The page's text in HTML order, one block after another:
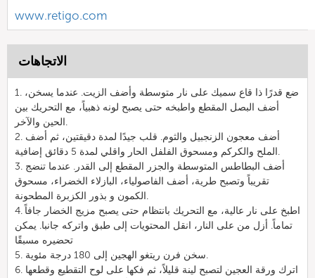
www.retigo.com
الاتجاهات
1. ضع قدرًا ذا قاع سميك على نار متوسطة وأضف الزيت. عندما يسخن،
أضف البصل المقطع واطبخه حتى يصبح لونه ذهبياً، مع التحريك بين
الحين والآخر.
2. أضف معجون الزنجبيل والثوم. قلب جيدًا لمدة دقيقتين، ثم أضف
الملح والكركم ومسحوق الفلفل الحار واقلي لمدة 5 دقائق إضافية.
3. أضف البطاطس المتوسطة والجزر المقطع إلى القدر. عندما تنضج
تقريباً وتصبح طرية، أضف الفاصولياء، البازلاء الخضراء، مسحوق
الكمون و بذور الكزبرة المطحونة.
4. اطبخ على نار عالية، مع التحريك بانتظام حتى يصبح مزيج الخضار جافاً
تماماً. أزل من على النار، انقل المحتويات إلى طبق واتركه جانبا. يمكن
تحضيره مسبقًا
5. سخن فرن ريتغو الهجين إلى 180 درجة مئوية.
6. اترك ورقة العجين لتصبح لينة قليلاً، ثم فكها على لوح التقطيع وقطعها